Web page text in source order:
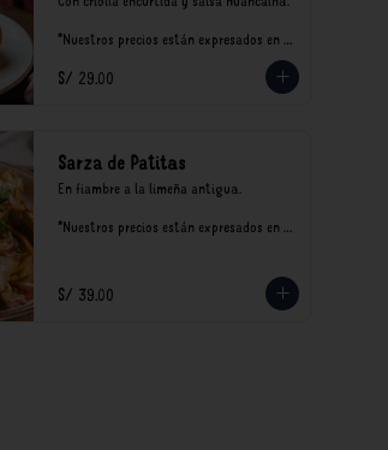
*Nuestros precios están expresados en
recargo al consumo.
S/ 29.00
Sarza de Patitas
En fiambre a la limeña antigua.
*Nuestros precios están expresados en
S/ 39.00